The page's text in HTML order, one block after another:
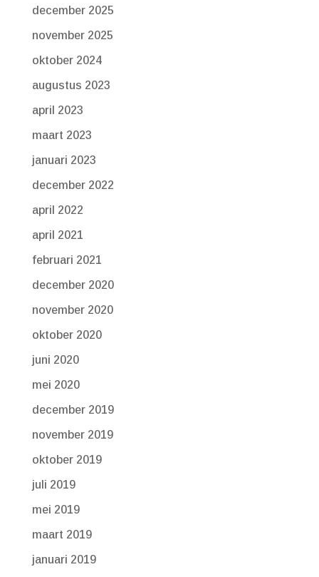
december 2025
november 2025
oktober 2024
augustus 2023
april 2023
maart 2023
januari 2023
december 2022
april 2022
april 2021
februari 2021
december 2020
november 2020
oktober 2020
juni 2020
mei 2020
december 2019
november 2019
oktober 2019
juli 2019
mei 2019
maart 2019
januari 2019